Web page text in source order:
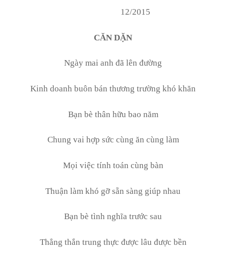
12/2015
CĂN DẶN
Ngày mai anh đã lên đường
Kinh doanh buôn bán thương trường khó khăn
Bạn bè thân hữu bao năm
Chung vai hợp sức cùng ăn cùng làm
Mọi việc tính toán cùng bàn
Thuận làm khó gỡ sẵn sàng giúp nhau
Bạn bè tình nghĩa trước sau
Thẳng thắn trung thực được lâu được bền